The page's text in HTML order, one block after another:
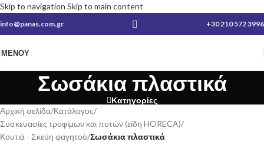
Skip to navigation Skip to main content
info@panas.com.gr +30 210 572 3996
ΜΕΝΟΎ
Σωσάκια πλαστικά
Κατηγορίες
Αρχική σελίδα/Κατάλογος/
Συσκευασίες τροφίμων και ποτών (είδη HORECA)/
Κουτιά - Σκεύη φαγητού/Σωσάκια πλαστικά